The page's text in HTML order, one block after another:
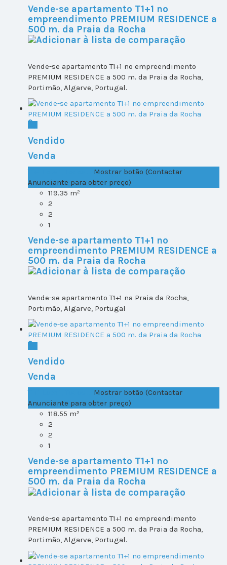
Vende-se apartamento T1+1 no
empreendimento PREMIUM RESIDENCE a
500 m. da Praia da Rocha
Vende-se apartamento T1+1 no empreendimento
PREMIUM RESIDENCE a 500 m. da Praia da Rocha,
Portimão, Algarve, Portugal.
Vendido
Venda
Mostrar botão (Contactar
Anunciante para obter preço)
119.35 m²
2
2
1
Vende-se apartamento T1+1 no
empreendimento PREMIUM RESIDENCE a
500 m. da Praia da Rocha
Vende-se apartamento T1+1 na Praia da Rocha,
Portimão, Algarve, Portugal
Vendido
Venda
Mostrar botão (Contactar
Anunciante para obter preço)
118.55 m²
2
2
1
Vende-se apartamento T1+1 no
empreendimento PREMIUM RESIDENCE a
500 m. da Praia da Rocha
Vende-se apartamento T1+1 no empreendimento
PREMIUM RESIDENCE a 500 m. da Praia da Rocha,
Portimão, Algarve, Portugal.